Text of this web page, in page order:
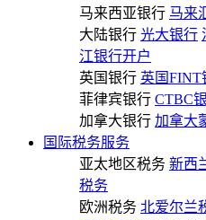
马来西亚银行 马来
大陆银行 光大银行
江银行开户
英国银行 英国FINT
菲律宾银行 CTBC
加拿大银行 加拿大
国际税务服务
亚太地区税务 新西
税务
欧洲税务 北爱尔兰